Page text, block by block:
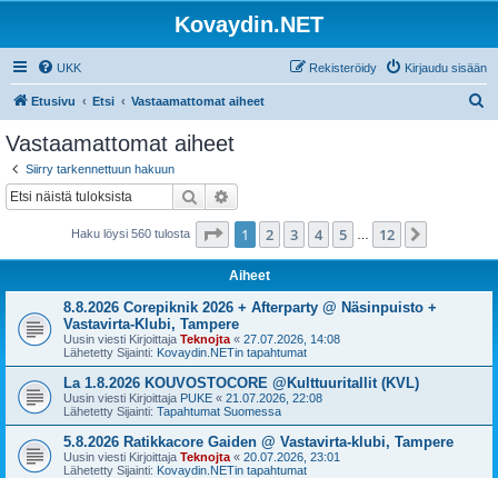
Kovaydin.NET
UKK Kirjaudu sisään
Rekisteröidy
Etusivu Etsi Vastaamattomat aiheet
Vastaamattomat aiheet
Siirry tarkennettuun hakuun
Etsi
Haku löysi 560 tulosta Sivu /12
1 2 3 4 5 12
Aiheet
8.8.2026 Corepiknik 2026 + Afterparty @ Näsinpuisto +
Vastavirta-Klubi, Tampere
Uusin viesti Kirjoittaja Teknojta « 27.07.2026, 14:08
Lähetetty Sijainti: Kovaydin.NETin tapahtumat
La 1.8.2026 KOUVOSTOCORE @Kulttuuritallit (KVL)
Uusin viesti Kirjoittaja PUKE « 21.07.2026, 22:08
Lähetetty Sijainti: Tapahtumat Suomessa
5.8.2026 Ratikkacore Gaiden @ Vastavirta-klubi, Tampere
Uusin viesti Kirjoittaja Teknojta « 20.07.2026, 23:01
Lähetetty Sijainti: Kovaydin.NETin tapahtumat